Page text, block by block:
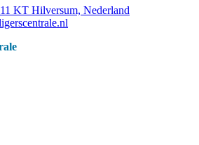
KT Hilversum, Nederland